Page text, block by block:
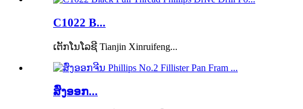
C1022 B...
ເຕັກ​ໂນ​ໂລ​ຊີ Tianjin Xinruifeng...
ສົ່ງອອກ...